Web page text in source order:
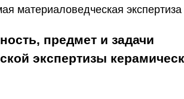
материаловедческая
предмет и задачи
экспертизы